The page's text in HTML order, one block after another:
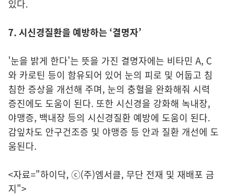
있다.
7. 시신경질환을 예방하는 ‘결명자’
'눈을 밝게 한다'는 뜻을 가진 결명자에는 비타민 A, C
와 카로틴 등이 함유되어 있어 눈의 피로 및 어둡고 침
침한 증상을 개선해 주며, 눈의 충혈을 완화해줘 시력
증진에도 도움이 된다. 또한 시신경을 강화해 녹내장,
야맹증, 백내장 등의 시신경질환 예방에 도움이 된다.
감잎차도 안구건조증 및 야맹증 등 안과 질환 개선에 도
움된다.
<자료="하이닥, ⓒ(주)엠서클, 무단 전재 및 재배포 금
지">